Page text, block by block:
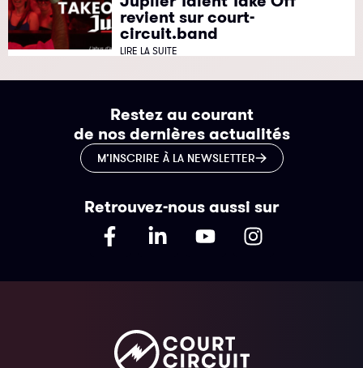
revient sur court-
circuit.band
LIRE LA SUITE
Restez au courant
de nos dernières actualités
M’INSCRIRE À LA NEWSLETTER
Retrouvez-nous aussi sur